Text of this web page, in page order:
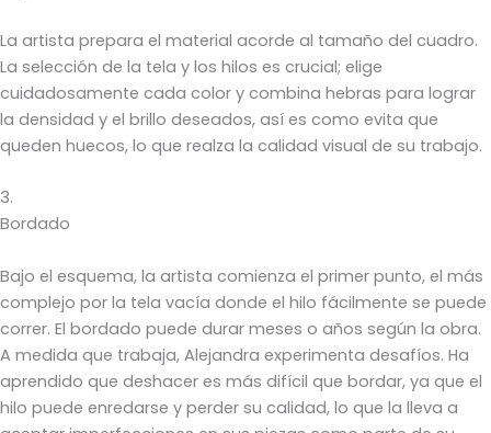
La artista prepara el material acorde al tamaño del cuadro.
La selección de la tela y los hilos es crucial; elige
cuidadosamente cada color y combina hebras para lograr
la densidad y el brillo deseados, así es como evita que
queden huecos, lo que realza la calidad visual de su trabajo.
3.
Bordado
Bajo el esquema, la artista comienza el primer punto, el más
complejo por la tela vacía donde el hilo fácilmente se puede
correr. El bordado puede durar meses o años según la obra.
A medida que trabaja, Alejandra experimenta desafíos. Ha
aprendido que deshacer es más difícil que bordar, ya que el
hilo puede enredarse y perder su calidad, lo que la lleva a